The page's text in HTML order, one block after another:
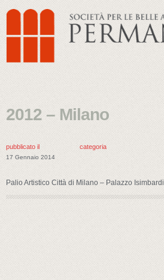
2012 – Milano
pubblicato il
17 Gennaio 2014
categoria
Palio Artistico Città di Milano – Palazzo Isimbardi